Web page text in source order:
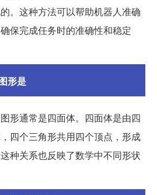
。这种方法可以帮助机器人准确
保完成任务时的准确性和稳定
形是
形通常是四面体。四面体是由四
四个三角形共用四个顶点，形成
种关系也反映了数学中不同形状